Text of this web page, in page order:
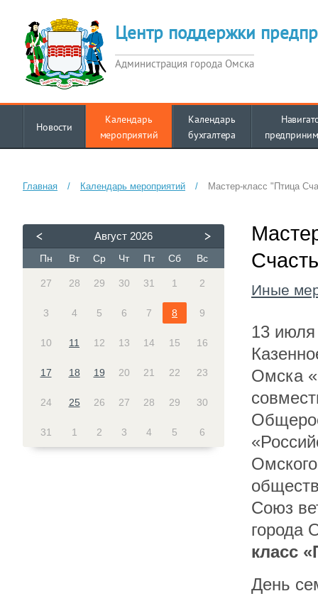
Центр поддержки
Администрация города Омска
Новости
Календарь
мероприятий
Календарь
бухгалтера
Главная / Календарь мероприятий / Мастер-класс "Птица
Август 2026
Пн Вт Ср Чт Пт Сб Вс
27 28 29 30 31 1 2
3 4 5 6 7 8 9
10 11 12 13 14 15 16
17 18 19 20 21 22 23
24 25 26 27 28 29 30
31 1 2 3 4 5 6
Иные
13 июля
Омска
Союз
города
класс
День